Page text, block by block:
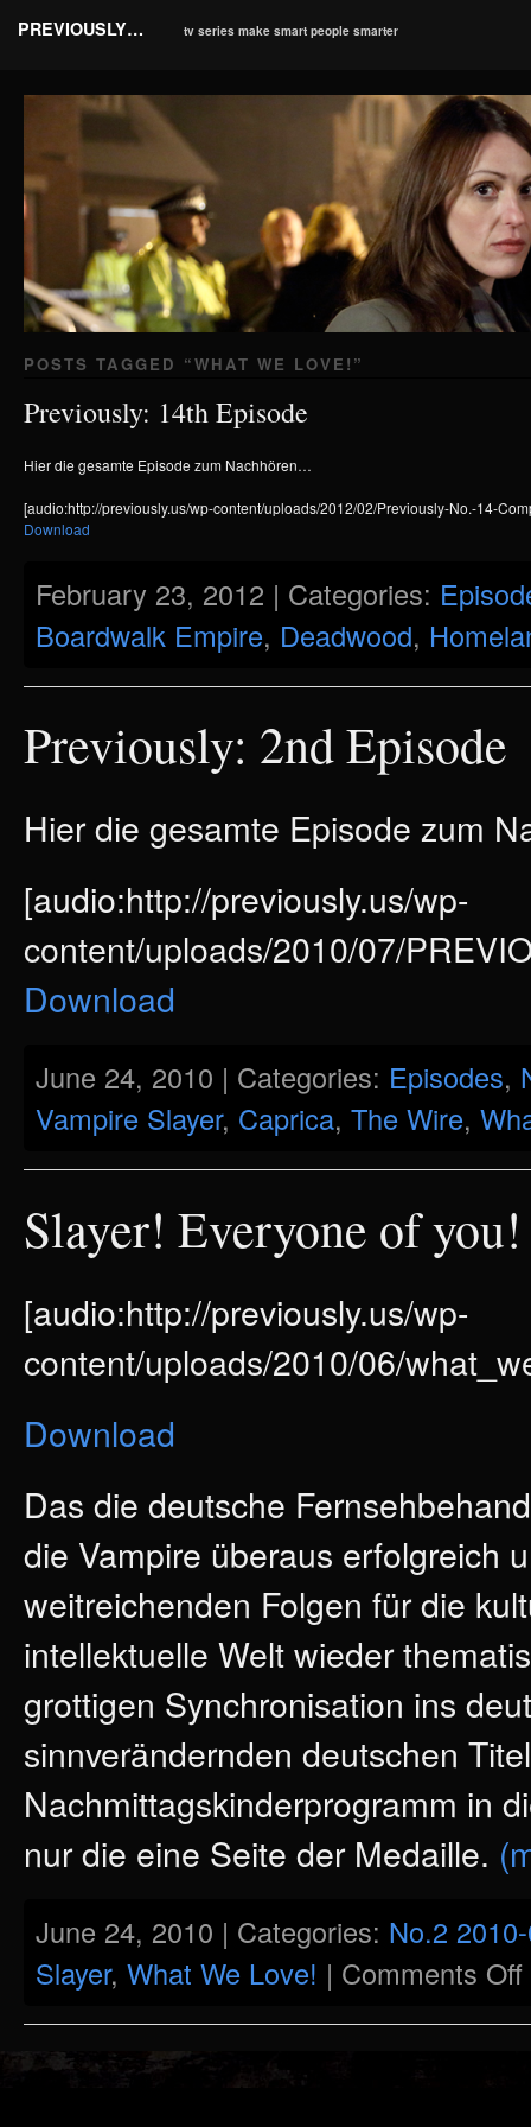
PREVIOUSLY… tv series make smart people smarter
POSTS TAGGED “WHAT WE LOVE! ”
Previously: 14th Episode
Hier die gesamte Episode zum Nachhören…
[audio:http://previously.us/wp-content/uploads/2012/02/Previously-No.-14-
Download
February 23, 2012 | Categories:
Boardwalk Empire, Deadwood,
Previously: 2nd Episode
Hier die gesamte Episode zum
[audio:http://previously.us/wp-
content/uploads/2010/07/
Download
June 24, 2010 | Categories: Episodes,
Vampire Slayer, Caprica, The Wire,
Slayer! Everyone of you!
[audio:http://previously.us/wp-
content/uploads/2010/06/
Download
Das die deutsche
die Vampire überaus erfolgreich
weitreichenden Folgen für die
intellektuelle Welt wieder
grottigen Synchronisation ins
sinnverändernden deutschen
Nachmittagskinderprogramm in
nur die eine Seite der Medaille.
June 24, 2010 | Categories: No.2
Slayer, What We Love! | Comments Off